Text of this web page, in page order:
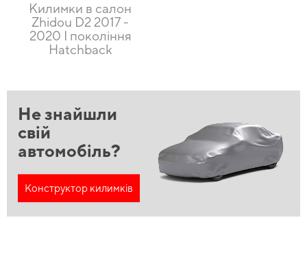
Килимки в салон
Zhidou D2 2017 -
2020 I покоління
Hatchback
Не знайшли
свій
автомобіль?
Конструктор килимків